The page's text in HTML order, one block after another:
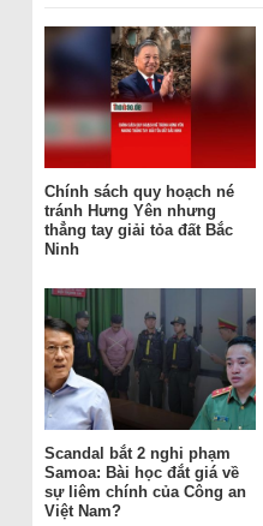
Chính sách quy hoạch né
tránh Hưng Yên nhưng
thẳng tay giải tỏa đất Bắc
Ninh
Scandal bắt 2 nghi phạm
Samoa: Bài học đắt giá về
sự liêm chính của Công an
Việt Nam?